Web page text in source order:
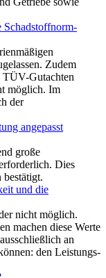
Schadstoffnorm-
Zudem
TÜV-Gutachten
möglich. Im
der
angepasst
große
Dies
und die
nicht möglich.
machen diese Werte
an
den Leistungs-